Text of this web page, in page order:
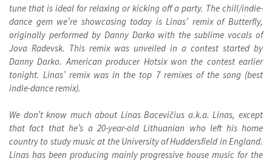
tune that is ideal for relaxing or kicking off a party. The chill/indie-
dance gem we’re showcasing today is Linas’ remix of Butterfly,
originally performed by Danny Darko with the sublime vocals of
Jova Radevsk. This remix was unveiled in a contest started by
Danny Darko. American producer Hotsix won the contest earlier
tonight. Linas’ remix was in the top 7 remixes of the song (best
indie-dance remix).
We don’t know much about Linas Bacevičius a.k.a. Linas, except
that fact that he’s a 20-year-old Lithuanian who left his home
country to study music at the University of Huddersfield in England.
Linas has been producing mainly progressive house music for the